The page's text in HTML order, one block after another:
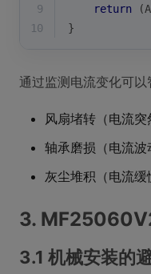
9
return
10
}
通过监测电流变化可以
风扇堵转（电流突
轴承磨损（电流波
灰尘堆积（电流缓
3.
3.1 机械安装的